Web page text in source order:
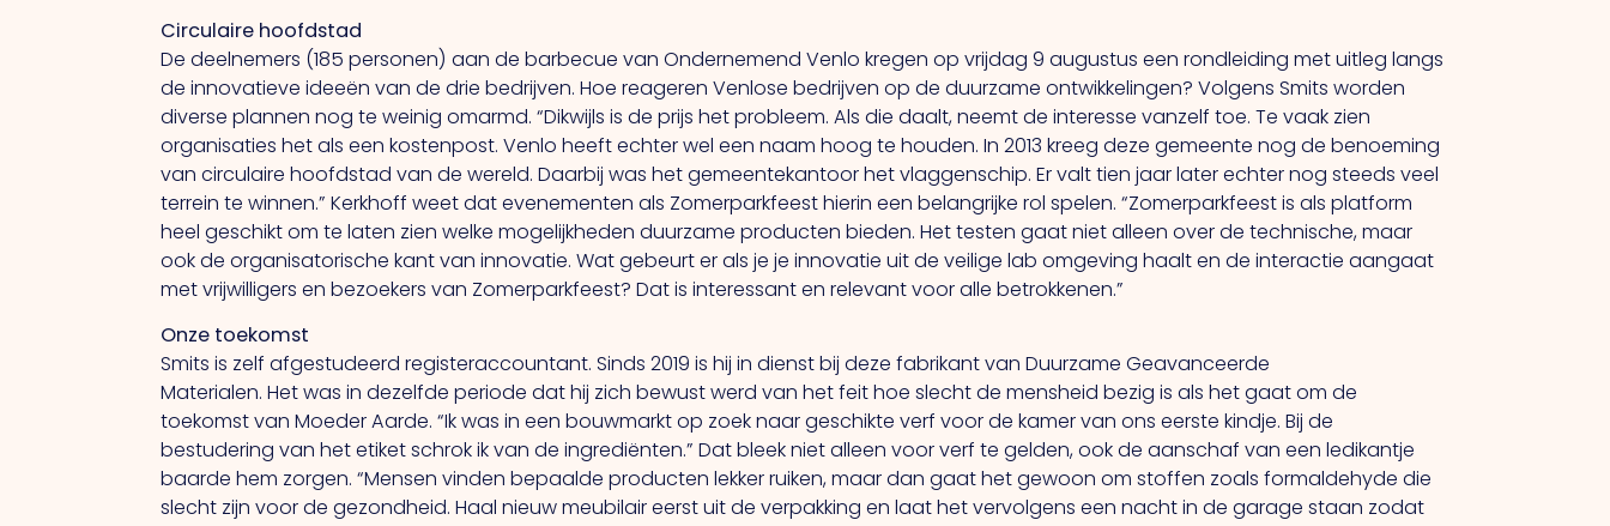
Circulaire hoofdstad
De deelnemers (185 personen) aan de barbecue van Ondernemend Venlo kregen op vrijdag 9 augustus een rondleiding met uitleg langs
de innovatieve ideeën van de drie bedrijven. Hoe reageren Venlose bedrijven op de duurzame ontwikkelingen? Volgens Smits worden
diverse plannen nog te weinig omarmd. “Dikwijls is de prijs het probleem. Als die daalt, neemt de interesse vanzelf toe. Te vaak zien
organisaties het als een kostenpost. Venlo heeft echter wel een naam hoog te houden. In 2013 kreeg deze gemeente nog de benoeming
van circulaire hoofdstad van de wereld. Daarbij was het gemeentekantoor het vlaggenschip. Er valt tien jaar later echter nog steeds veel
terrein te winnen.” Kerkhoff weet dat evenementen als Zomerparkfeest hierin een belangrijke rol spelen. “Zomerparkfeest is als platform
heel geschikt om te laten zien welke mogelijkheden duurzame producten bieden. Het testen gaat niet alleen over de technische, maar
ook de organisatorische kant van innovatie. Wat gebeurt er als je je innovatie uit de veilige lab omgeving haalt en de interactie aangaat
met vrijwilligers en bezoekers van Zomerparkfeest? Dat is interessant en relevant voor alle betrokkenen.”
Onze toekomst
Smits is zelf afgestudeerd registeraccountant. Sinds 2019 is hij in dienst bij deze fabrikant van Duurzame Geavanceerde
Materialen. Het was in dezelfde periode dat hij zich bewust werd van het feit hoe slecht de mensheid bezig is als het gaat om de
toekomst van Moeder Aarde. “Ik was in een bouwmarkt op zoek naar geschikte verf voor de kamer van ons eerste kindje. Bij de
bestudering van het etiket schrok ik van de ingrediënten.” Dat bleek niet alleen voor verf te gelden, ook de aanschaf van een ledikantje
baarde hem zorgen. “Mensen vinden bepaalde producten lekker ruiken, maar dan gaat het gewoon om stoffen zoals formaldehyde die
slecht zijn voor de gezondheid. Haal nieuw meubilair eerst uit de verpakking en laat het vervolgens een nacht in de garage staan zodat